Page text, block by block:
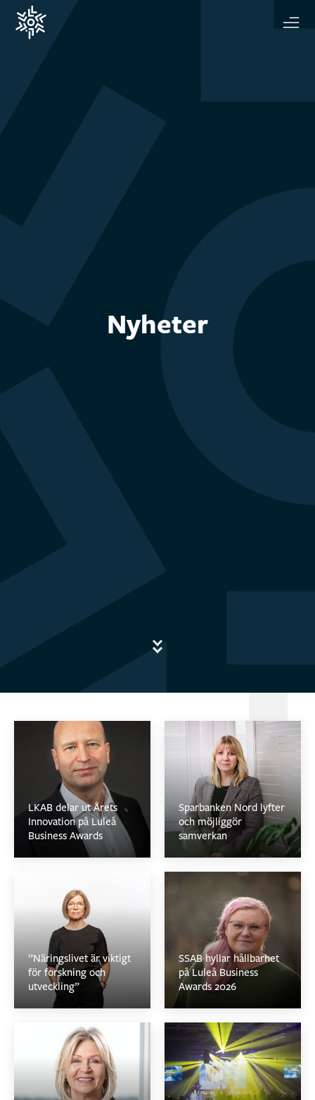
Luleå Business Awards
Nyheter
LKAB delar ut Årets
Innovation på Luleå
Business Awards
Sparbanken Nord lyfter
och möjliggör
samverkan
”Näringslivet är viktigt
för forskning och
utveckling”
SSAB hyllar hållbarhet
på Luleå Business
Awards 2026